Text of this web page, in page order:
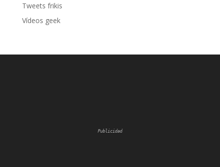
Tweets frikis
Vídeos geek
Publicidad